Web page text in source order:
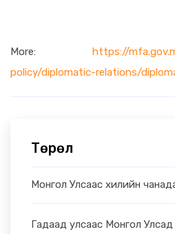
More: https://
policy/diplomatic-relations/
Төрөл
Монгол Улсаас хилийн
Гадаад улсаас Монгол